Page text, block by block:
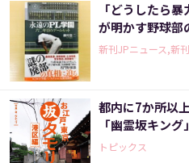
「どうしたら
が明かす野球部
新刊JPニュース,新
都内に7か所以
「幽霊坂キング
トピックス